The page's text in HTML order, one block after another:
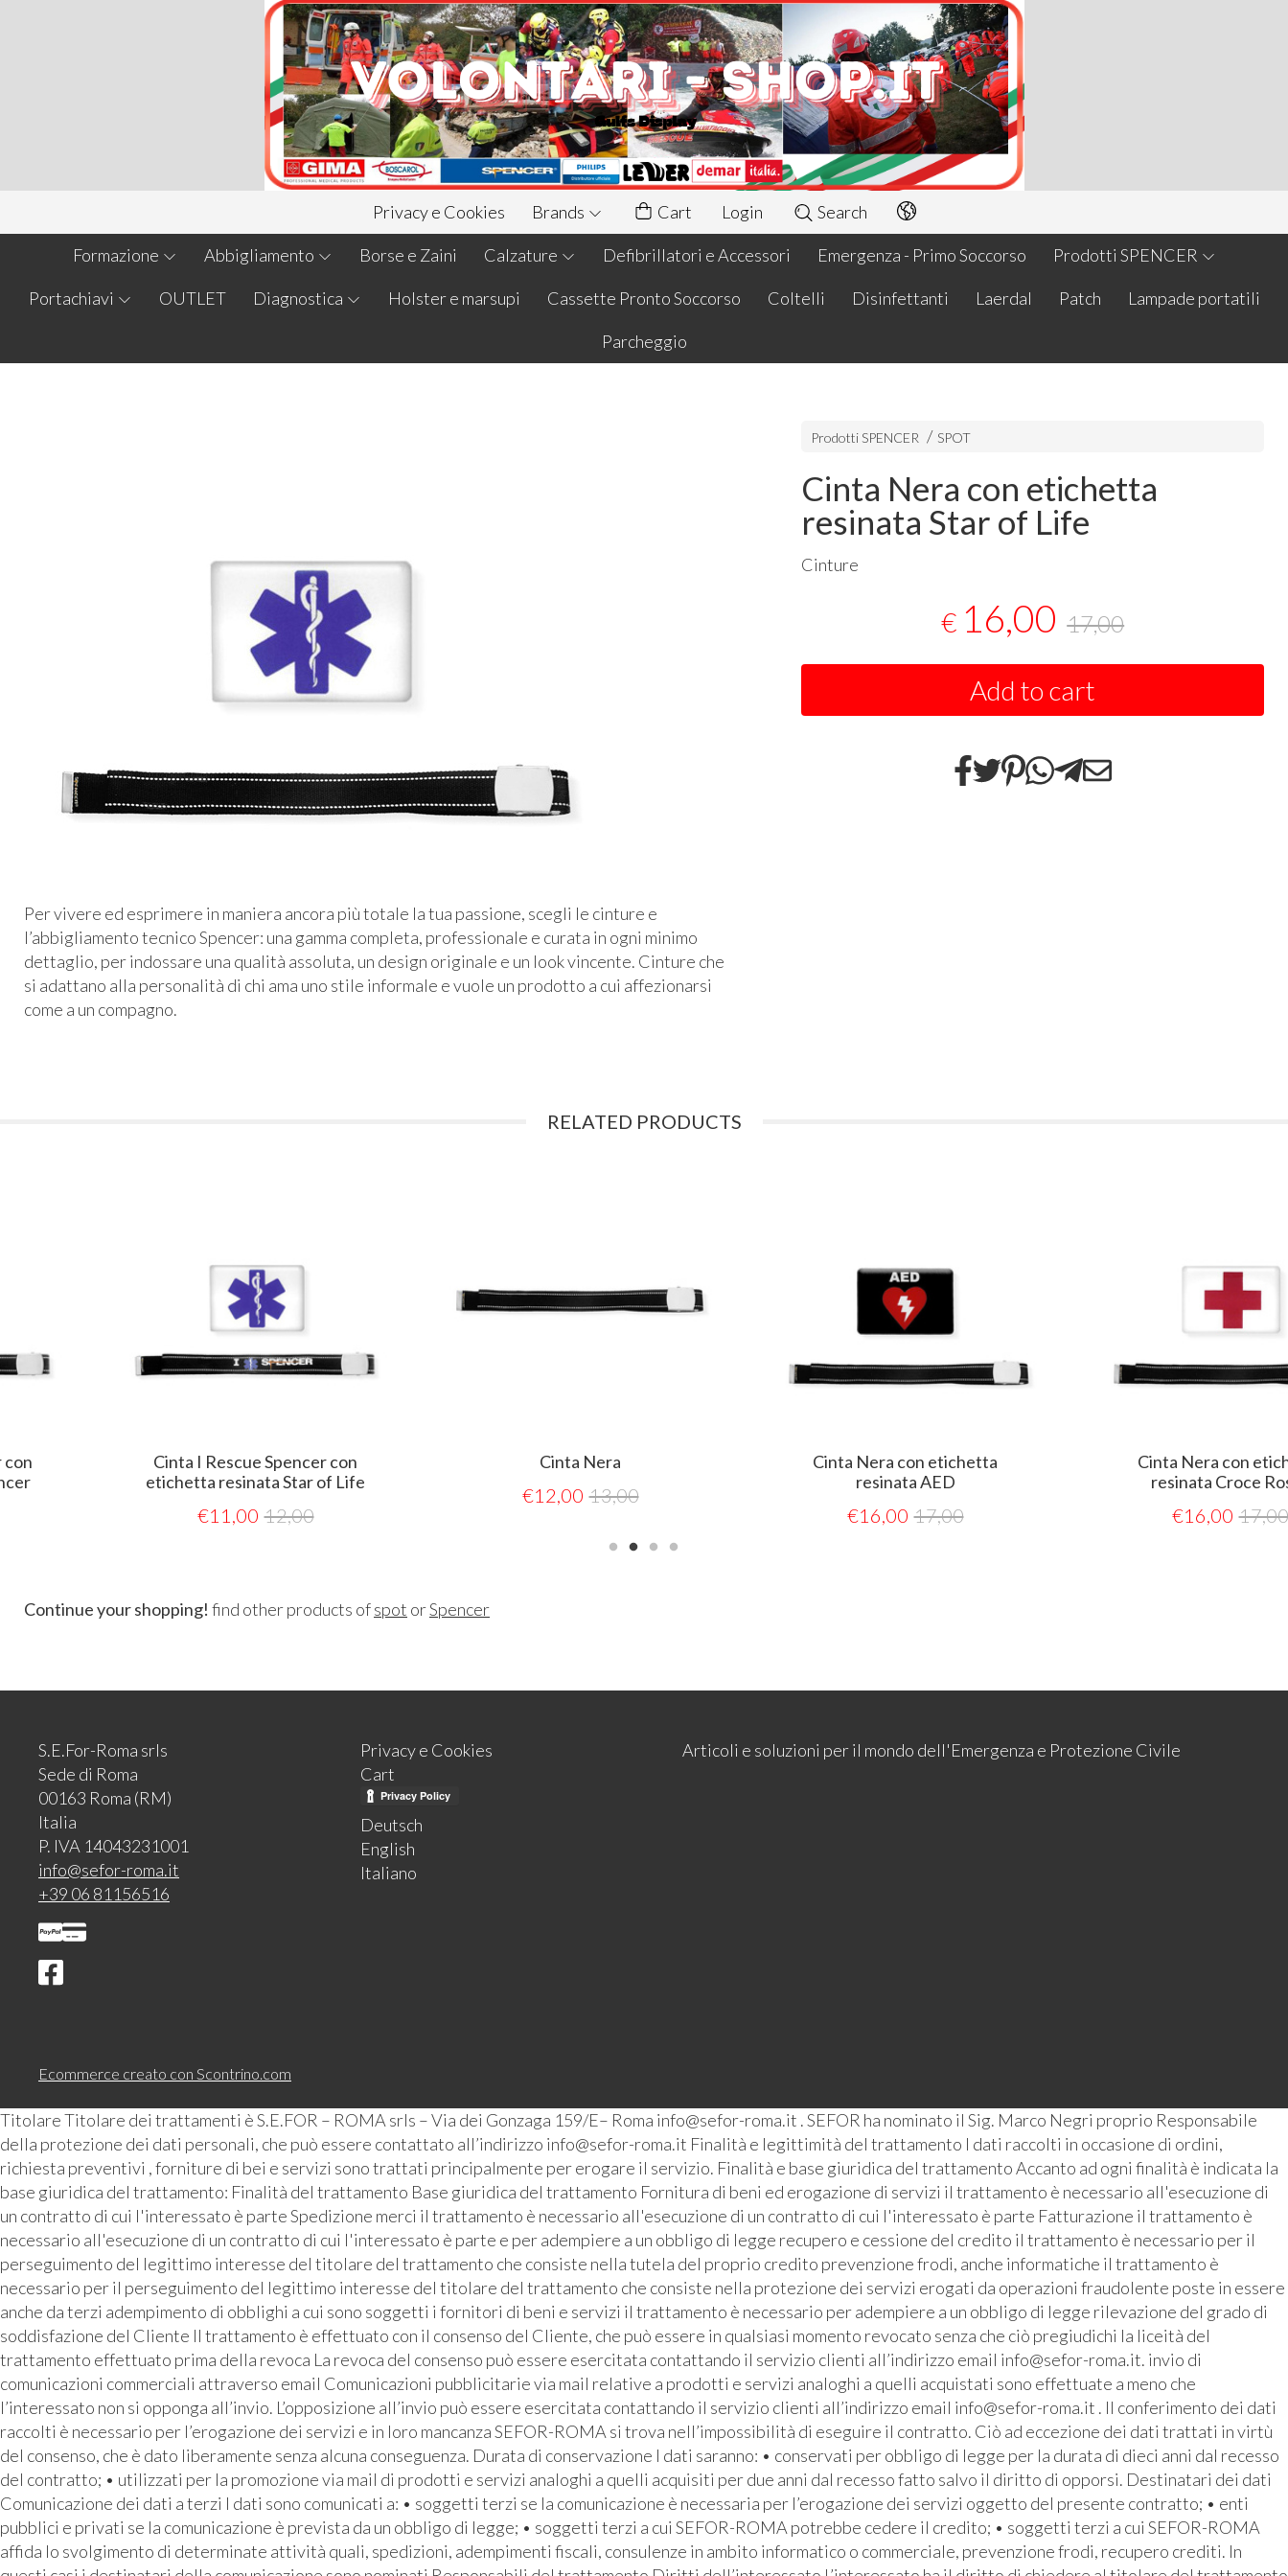
Privacy e Cookies Brands Cart Login Search
Formazione Abbigliamento Borse e Zaini Calzature Defibrillatori e Accessori Emergenza - Primo Soccorso Prodotti SPENCER
Portachiavi OUTLET Diagnostica Holster e marsupi Cassette Pronto Soccorso Coltelli Disinfettanti Laerdal Patch Lampade portatili
Parcheggio
Per vivere ed esprimere in maniera ancora più totale la tua passione, scegli le cinture e
l’abbigliamento tecnico Spencer: una gamma completa, professionale e curata in ogni minimo
dettaglio, per indossare una qualità assoluta, un design originale e un look vincente. Cinture che
si adattano alla personalità di chi ama uno stile informale e vuole un prodotto a cui affezionarsi
come a un compagno.
Prodotti SPENCER SPOT
Cinta Nera con etichetta
resinata Star of Life
Cinture
€ 16,00 17,00
Add to cart
RELATED PRODUCTS
Cinta I Rescue Spencer con
etichetta resinata Star of Life
12,00
13,00
Cinta Nera con etichetta
resinata AED
17,00
Cinta Nera con etichetta
resinata Croce Rossa
17,00
Continue your shopping! find other products ofspot orSpencer
S.E.For-Roma srls
Sede di Roma
00163 Roma (RM)
Italia
P. IVA 14043231001
info@sefor-roma.it
+39 06 81156516
Privacy e Cookies
Cart
Deutsch
English
Italiano
Articoli e soluzioni per il mondo dell'Emergenza e Protezione Civile
Ecommerce creato con Scontrino.com
Titolare Titolare dei trattamenti è S.E.FOR – ROMA srls – Via dei Gonzaga 159/E– Roma info@sefor-roma.it . SEFOR ha nominato il Sig. Marco Negri proprio Responsabile
della protezione dei dati personali, che può essere contattato all’indirizzo info@sefor-roma.it Finalità e legittimità del trattamento I dati raccolti in occasione di ordini,
richiesta preventivi , forniture di bei e servizi sono trattati principalmente per erogare il servizio. Finalità e base giuridica del trattamento Accanto ad ogni finalità è indicata la
base giuridica del trattamento: Finalità del trattamento Base giuridica del trattamento Fornitura di beni ed erogazione di servizi il trattamento è necessario all'esecuzione di
un contratto di cui l'interessato è parte Spedizione merci il trattamento è necessario all'esecuzione di un contratto di cui l'interessato è parte Fatturazione il trattamento è
necessario all'esecuzione di un contratto di cui l'interessato è parte e per adempiere a un obbligo di legge recupero e cessione del credito il trattamento è necessario per il
perseguimento del legittimo interesse del titolare del trattamento che consiste nella tutela del proprio credito prevenzione frodi, anche informatiche il trattamento è
necessario per il perseguimento del legittimo interesse del titolare del trattamento che consiste nella protezione dei servizi erogati da operazioni fraudolente poste in essere
anche da terzi adempimento di obblighi a cui sono soggetti i fornitori di beni e servizi il trattamento è necessario per adempiere a un obbligo di legge rilevazione del grado di
soddisfazione del Cliente Il trattamento è effettuato con il consenso del Cliente, che può essere in qualsiasi momento revocato senza che ciò pregiudichi la liceità del
trattamento effettuato prima della revoca La revoca del consenso può essere esercitata contattando il servizio clienti all’indirizzo email info@sefor-roma.it. invio di
comunicazioni commerciali attraverso email Comunicazioni pubblicitarie via mail relative a prodotti e servizi analoghi a quelli acquistati sono effettuate a meno che
l’interessato non si opponga all’invio. L’opposizione all’invio può essere esercitata contattando il servizio clienti all’indirizzo email info@sefor-roma.it . Il conferimento dei dati
raccolti è necessario per l’erogazione dei servizi e in loro mancanza SEFOR-ROMA si trova nell’impossibilità di eseguire il contratto. Ciò ad eccezione dei dati trattati in virtù
del consenso, che è dato liberamente senza alcuna conseguenza. Durata di conservazione I dati saranno: • conservati per obbligo di legge per la durata di dieci anni dal recesso
del contratto; • utilizzati per la promozione via mail di prodotti e servizi analoghi a quelli acquisiti per due anni dal recesso fatto salvo il diritto di opporsi. Destinatari dei dati
Comunicazione dei dati a terzi I dati sono comunicati a: • soggetti terzi se la comunicazione è necessaria per l’erogazione dei servizi oggetto del presente contratto; • enti
pubblici e privati se la comunicazione è prevista da un obbligo di legge; • soggetti terzi a cui SEFOR-ROMA potrebbe cedere il credito; • soggetti terzi a cui SEFOR-ROMA
affida lo svolgimento di determinate attività quali, spedizioni, adempimenti fiscali, consulenze in ambito informatico o commerciale, prevenzione frodi, recupero crediti. In